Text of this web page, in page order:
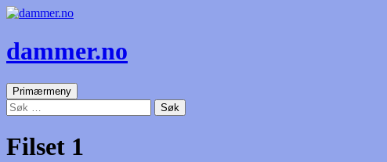
dammer.no
SøkPrimærmeny Gå
til
innhold
Søk
etter:
Filset 1